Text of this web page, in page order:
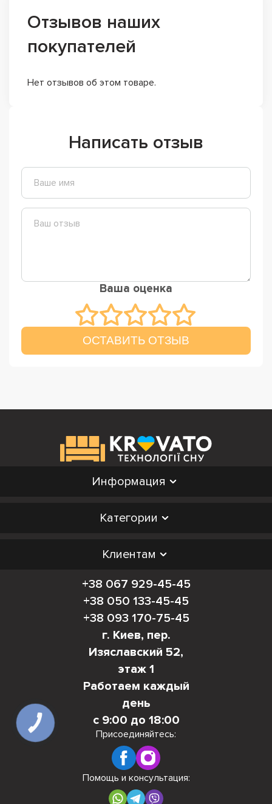
Отзывов наших
покупателей
Нет отзывов об этом товаре.
Написать отзыв
Ваша оценка
ОСТАВИТЬ ОТЗЫВ
Информация
Категории
Клиентам
+38 067 929-45-45
+38 050 133-45-45
+38 093 170-75-45
г. Киев, пер.
Изяславский 52,
этаж 1
Работаем каждый
день
с 9:00 до 18:00
Присоединяйтесь:
Помощь и консультация:
КНОПКА
СВЯЗИ